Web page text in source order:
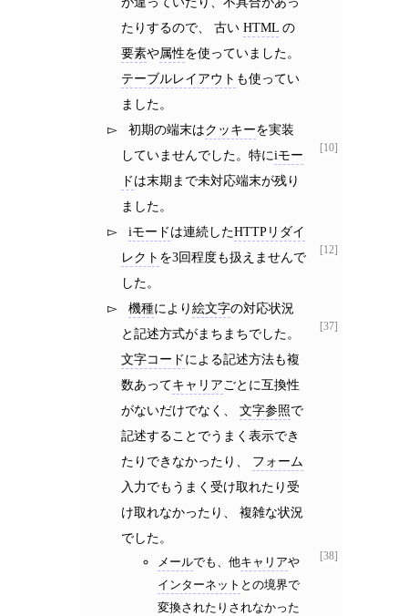
たりするので、 古い HTMLの
要素や属性を使っていました。
テーブルレイアウト も使ってい
ました。
[10]
初期の端末はクッキーを実装
していませんでした。特にiモー
ドは末期まで未対応端末が残り
ました。
[12]
iモードは連続したHTTPリダイ
レクト を3回程度も扱えませんで
した。
[37]
機種により絵文字の対応状況
と記述方式がまちまちでした。
文字コードによる記述方法も複
数あってキャリアごとに互換性
がないだけでなく、 文字参照で
記述することでうまく表示でき
たりできなかったり、 フォーム
入力でもうまく受け取れたり受
け取れなかったり、 複雑な状況
でした。
[38]
メールでも、他キャリアや
インターネット との境界で
変換されたりされなかった